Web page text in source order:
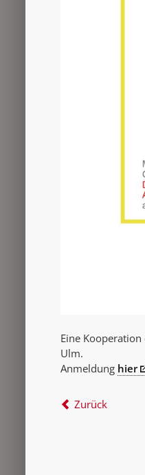
Eine
Ulm.
Anmeldung hier
Zurück